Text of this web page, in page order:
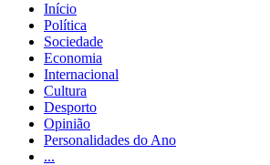
Início
Política
Sociedade
Economia
Internacional
Cultura
Desporto
Opinião
Personalidades do Ano
...